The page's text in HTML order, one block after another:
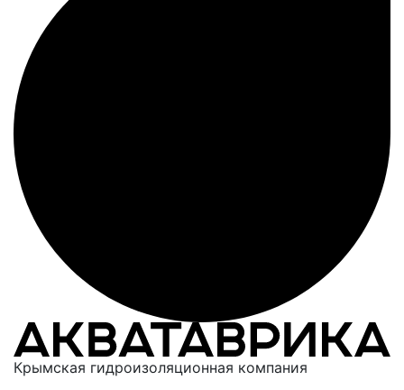
Крымская гидроизоляционная компания